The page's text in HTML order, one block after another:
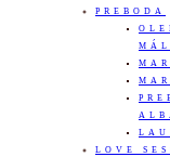
PREBODA
LOVE